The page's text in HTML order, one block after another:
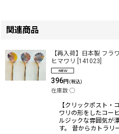
関連商品
【再入荷】日本製 フラ
ヒマワリ
141023
396円(税込)
在庫数 ◯
【クリックポスト・
ワリの形をしたコー
ルジックな雰囲気が
す。 昔からカトラリ